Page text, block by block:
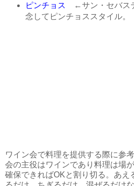
ピンチョス ←サン・セバス
念してピンチョススタイル。
ワイン会で料理を提供する際に参
会の主役はワインであり料理は場
確保できればOKと割り切る。あえ